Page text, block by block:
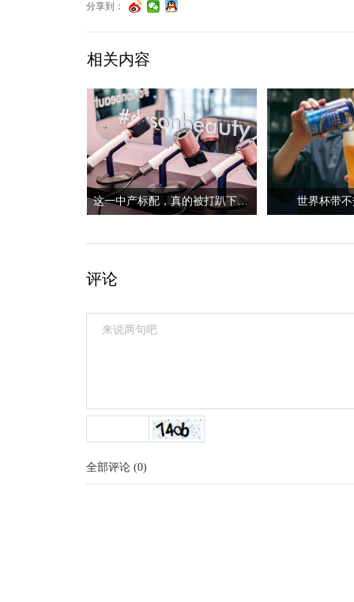
评论
全部评论 (0)
相关内容
这一中产标配，真的被打趴下了？ 世界杯带
分享到：